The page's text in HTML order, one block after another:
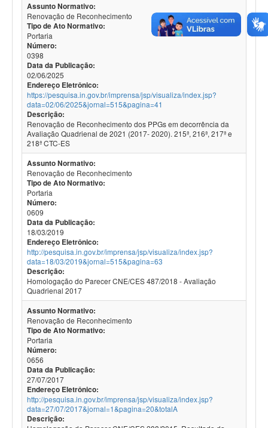
Assunto Normativo:
Renovação de Reconhecimento
Tipo de Ato Normativo:
Portaria
Número:
0398
Data da Publicação:
02/06/2025
Endereço Eletrônico:
https://pesquisa.in.gov.br/imprensa/jsp/visualiza/index.jsp?
data=02/06/2025&jornal=515&pagina=41
Descrição:
Renovação de Reconhecimento dos PPGs em decorrência da
Avaliação Quadrienal de 2021 (2017- 2020). 215ª, 216ª, 217ª e
218ª CTC-ES
Assunto Normativo:
Renovação de Reconhecimento
Tipo de Ato Normativo:
Portaria
Número:
0609
Data da Publicação:
18/03/2019
Endereço Eletrônico:
http://pesquisa.in.gov.br/imprensa/jsp/visualiza/index.jsp?
data=18/03/2019&jornal=515&pagina=63
Descrição:
Homologação do Parecer CNE/CES 487/2018 - Avaliação
Quadrienal 2017
Assunto Normativo:
Renovação de Reconhecimento
Tipo de Ato Normativo:
Portaria
Número:
0656
Data da Publicação:
27/07/2017
Endereço Eletrônico:
http://pesquisa.in.gov.br/imprensa/jsp/visualiza/index.jsp?
data=27/07/2017&jornal=1&pagina=20&totalA
Descrição: